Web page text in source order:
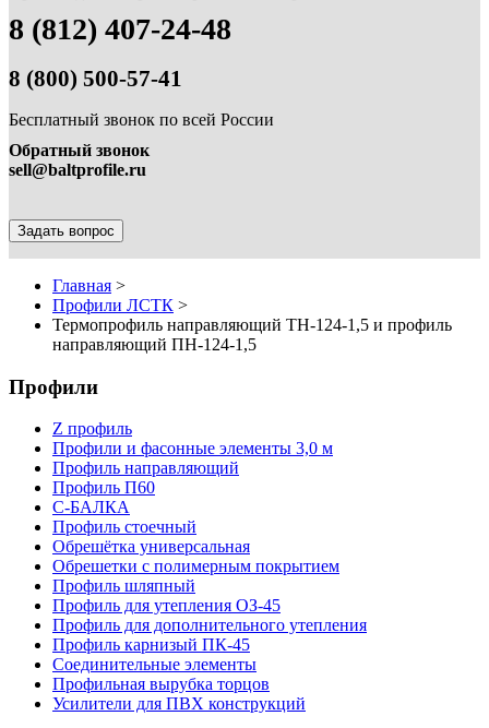
8 (812) 407-24-48
8 (800) 500-57-41
Бесплатный звонок по всей России
Обратный звонок
sell@baltprofile.ru
Задать вопрос
Главная >
Профили ЛСТК >
Термопрофиль направляющий ТН-124-1,5 и профиль
направляющий ПН-124-1,5
Профили
Z профиль
Профили и фасонные элементы 3,0 м
Профиль направляющий
Профиль П60
С-БАЛКА
Профиль стоечный
Обрешётка универсальная
Обрешетки с полимерным покрытием
Профиль шляпный
Профиль для утепления ОЗ-45
Профиль для дополнительного утепления
Профиль карнизый ПК-45
Соединительные элементы
Профильная вырубка торцов
Усилители для ПВХ конструкций